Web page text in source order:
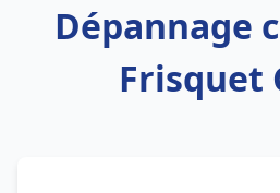
Dépannage
Frisquet